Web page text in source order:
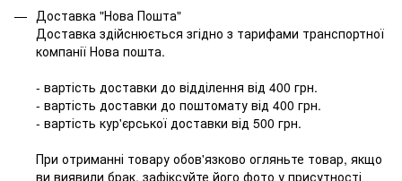
Доставка "Нова Пошта"
Доставка здійснюється згідно з тарифами транспортної
компанії Нова пошта.
- вартість доставки до відділення від 400 грн.
- вартість доставки до поштомату від 400 грн.
- вартість кур'єрської доставки від 500 грн.
При отриманні товару обов'язково огляньте товар, якщо
ви виявили брак, зафіксуйте його фото у присутності